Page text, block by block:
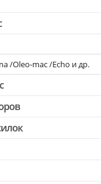
и др.
/Oleo-mac /Echo и др.